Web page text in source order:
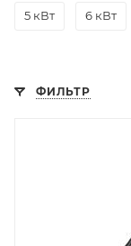
5 кВт 6 кВт
ФИЛЬТР